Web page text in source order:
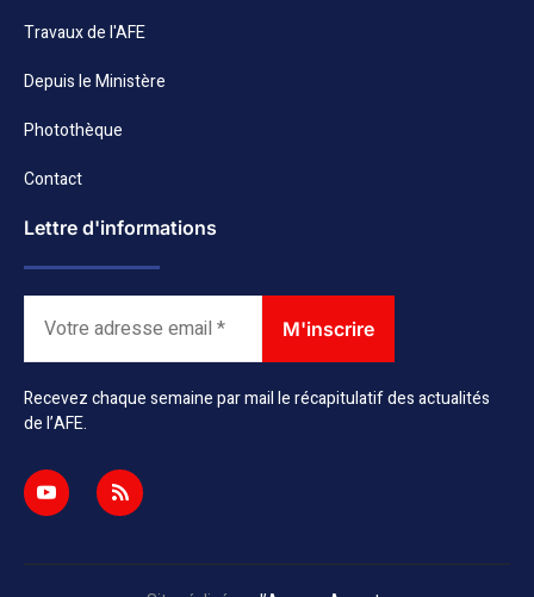
Travaux de l'AFE
Depuis le Ministère
Photothèque
Contact
Lettre d'informations
Recevez chaque semaine par mail le récapitulatif des actualités
de l’AFE.